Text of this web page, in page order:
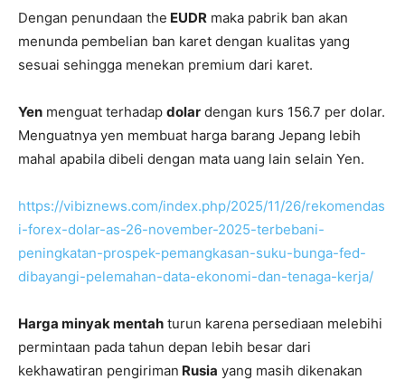
Dengan penundaan the EUDR maka pabrik ban akan
menunda pembelian ban karet dengan kualitas yang
sesuai sehingga menekan premium dari karet.
Yen menguat terhadap dolar dengan kurs 156.7 per dolar.
Menguatnya yen membuat harga barang Jepang lebih
mahal apabila dibeli dengan mata uang lain selain Yen.
https://vibiznews.com/index.php/2025/11/26/rekomendas
i-forex-dolar-as-26-november-2025-terbebani-
peningkatan-prospek-pemangkasan-suku-bunga-fed-
dibayangi-pelemahan-data-ekonomi-dan-tenaga-kerja/
Harga minyak mentah turun karena persediaan melebihi
permintaan pada tahun depan lebih besar dari
kekhawatiran pengiriman Rusia yang masih dikenakan